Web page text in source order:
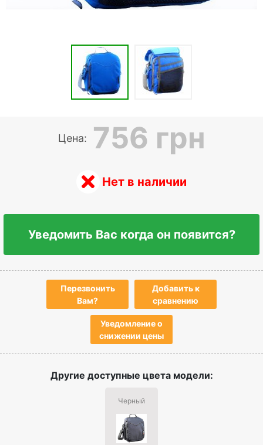
Цена: 756 грн
Нет в наличии
Уведомить Вас когда он появится?
Перезвонить
Вам?
Добавить к
сравнению
Уведомление о
снижении цены
Другие доступные цвета модели:
Черный